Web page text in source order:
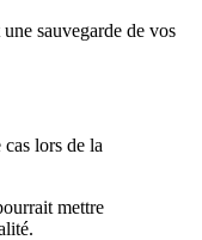
sauvegarde de vos
lors de la
mettre